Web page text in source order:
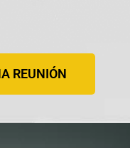
REUNIÓN